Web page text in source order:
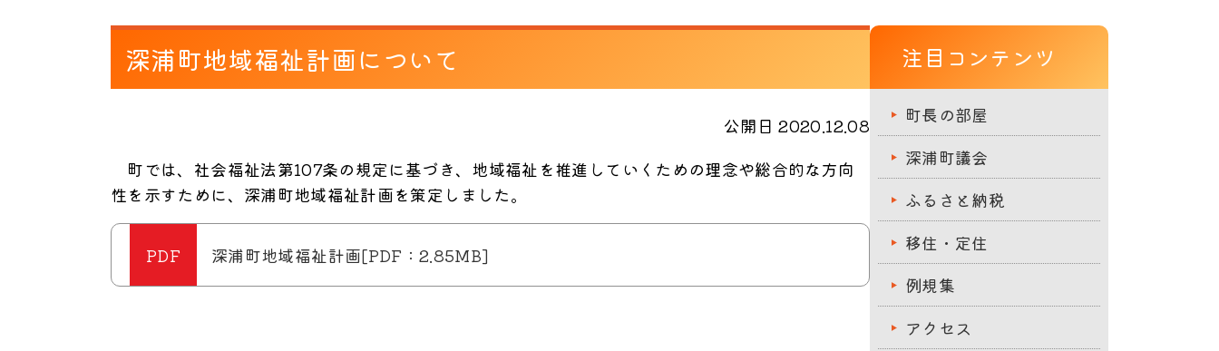
深浦町地域福祉計画について
公開日 2020.12.08
町では、社会福祉法第107条の規定に基づき、地域福祉を推進していくための理念や総合的な方向
性を示すために、深浦町地域福祉計画を策定しました。
深浦町地域福祉計画[PDF：2.85MB]
注目コンテンツ
町長の部屋
深浦町議会
ふるさと納税
移住・定住
例規集
アクセス